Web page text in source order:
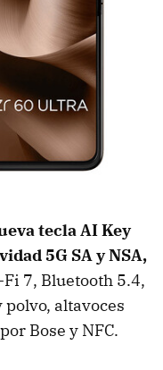
tecla AI Key
5G SA y NSA,
Fi 7, Bluetooth 5.4,
altavoces
Bose y NFC.